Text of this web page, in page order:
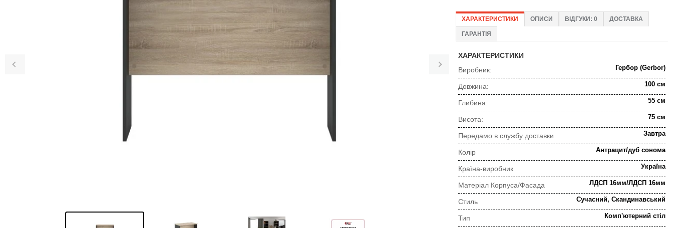
ХАРАКТЕРИСТИКИ ОПИСИ ВІДГУКИ: 0 ДОСТАВКА
ГАРАНТІЯ
ХАРАКТЕРИСТИКИ
Виробник:
Гербор (Gerbor)
Довжина: 100 см
Глибина: 55 см
Висота: 75 см
Передамо в службу доставки Завтра
Колір Антрацит/дуб сонома
Країна-виробник Україна
Матеріал Корпуса/Фасада ЛДСП 16мм/ЛДСП 16мм
Стиль Сучасний, Скандинавський
Тип Комп'ютерний стіл